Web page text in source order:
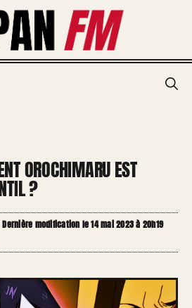
OROCHIMARU EST
?
Dernière modification le 14 mai 2023 à 20h19